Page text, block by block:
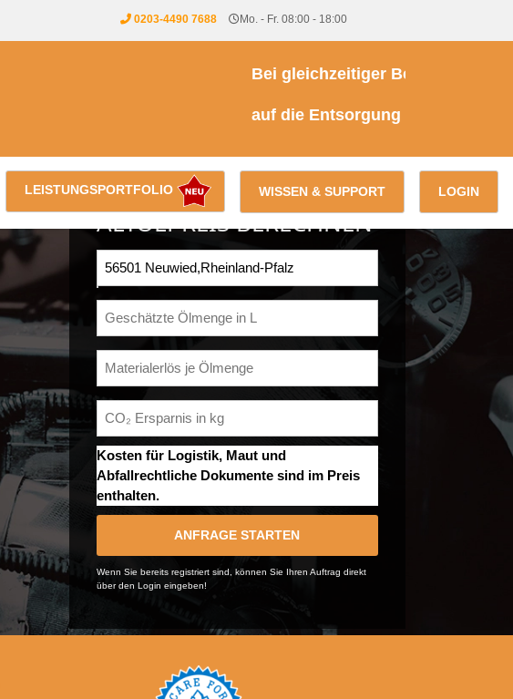
0203-4490 7688 Mo. - Fr. 08:00 - 18:00
Bei gleichzeitiger Beauftragung
auf die Entsorgung von Kühl- &
LOGIN
WISSEN & SUPPORT
LEISTUNGSPORTFOLIO
ALTÖLPREIS BERECHNEN
Kosten für Logistik, Maut und
Abfallrechtliche Dokumente sind im Preis
enthalten.
ANFRAGE STARTEN
Wenn Sie bereits registriert sind, können Sie Ihren Auftrag direkt
über den Login eingeben!